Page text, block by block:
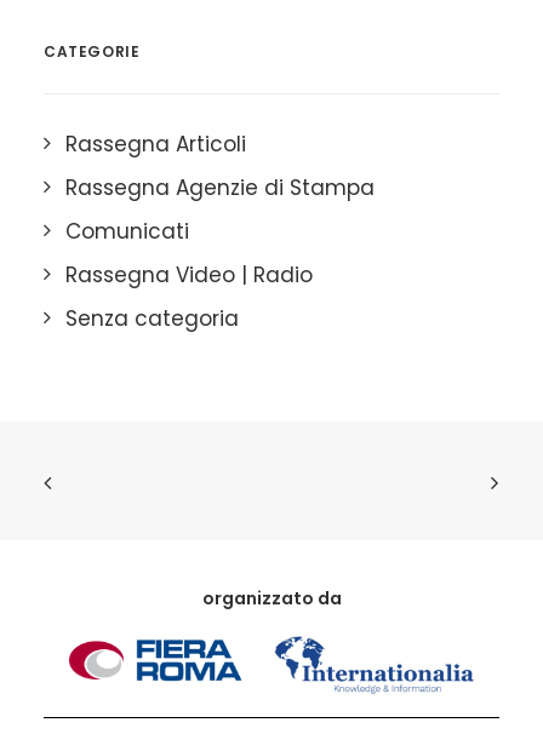
CATEGORIE
Rassegna Articoli
Rassegna Agenzie di Stampa
Comunicati
Rassegna Video | Radio
Senza categoria
organizzato da